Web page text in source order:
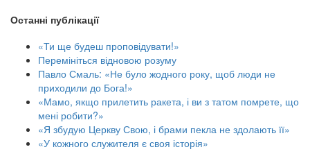
Останні публікації
«Ти ще будеш проповідувати!»
Перемініться відновою розуму
Павло Смаль: «Не було жодного року, щоб люди не
приходили до Бога!»
«Мамо, якщо прилетить ракета, і ви з татом помрете, що
мені робити?»
«Я збудую Церкву Свою, і брами пекла не здолають її»
«У кожного служителя є своя історія»